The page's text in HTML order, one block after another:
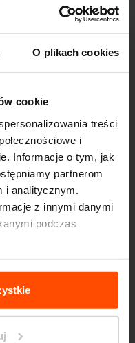
O plikach cookies
cookie
treści
i
Informacje o tym, jak
partnerom
i analitycznym.
z innymi danymi
podczas
na stroniePrinciples
Data